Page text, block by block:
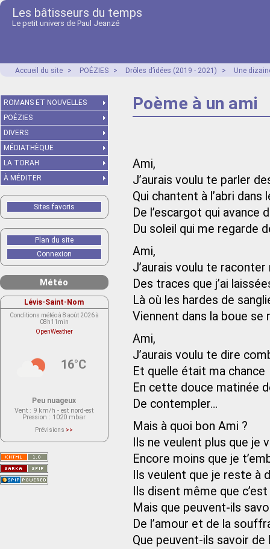
Les bâtisseurs du temps
Le petit univers de Paul Jeanzé
Accueil du site > POÉZIES > Drôles d’idées (2019 - 2021) > Une
Poème à un ami
Ami,
J’aurais voulu te parler
Qui chantent à l’abri dans
De l’escargot qui avance
Du soleil qui me regarde
Ami,
J’aurais voulu te
Des traces que j’ai
Là où les hardes de
Viennent dans la boue se
Ami,
J’aurais voulu te dire
Et quelle était ma chance
En cette douce matinée
De contempler…
Mais à quoi bon Ami ?
Ils ne veulent plus que
Encore moins que je
Ils veulent que je reste à
Ils disent même que
Mais que peuvent-ils
De l’amour et de la
Que peuvent-ils savoir de
ROMANS ET NOUVELLES
POÉZIES
DIVERS
MÉDIATHÈQUE
LA TORAH
À MÉDITER
Sites favoris
Plan du site
Connexion
Météo
Lévis-Saint-Nom
Conditions météo à 8 août 2026 à
08h11min
OpenWeather
16°C
Peu nuageux
Vent : 9 km/h - est nord-est
Pression : 1020 mbar
Prévisions >>
actuellement aucune prévision
Saint-Nom.
Veuillez consulter le message du
service ci-dessous.
(401 - Invalid API key. Please see
https://openweathermap.org/faq#error401